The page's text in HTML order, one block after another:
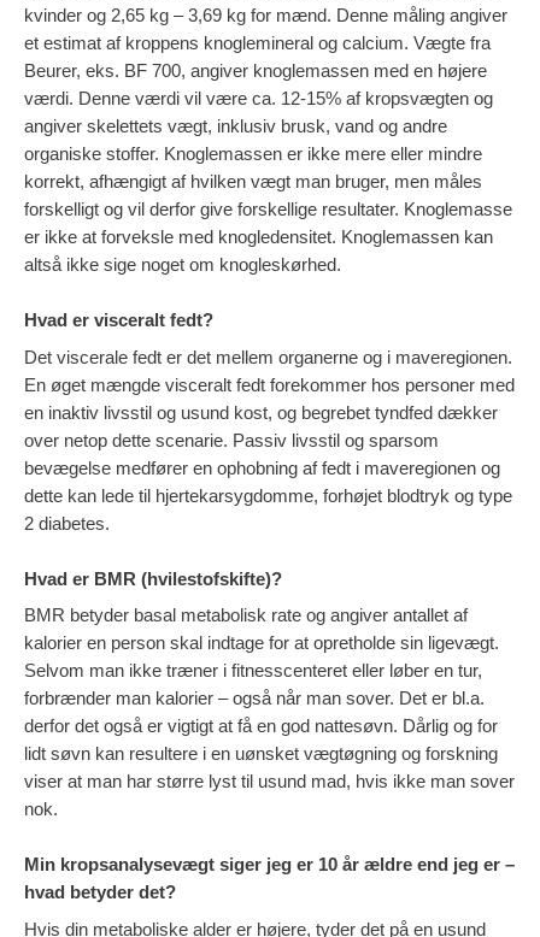
kvinder og 2,65 kg – 3,69 kg for mænd. Denne måling angiver
et estimat af kroppens knoglemineral og calcium. Vægte fra
Beurer, eks. BF 700, angiver knoglemassen med en højere
værdi. Denne værdi vil være ca. 12-15% af kropsvægten og
angiver skelettets vægt, inklusiv brusk, vand og andre
organiske stoffer. Knoglemassen er ikke mere eller mindre
korrekt, afhængigt af hvilken vægt man bruger, men måles
forskelligt og vil derfor give forskellige resultater. Knoglemasse
er ikke at forveksle med knogledensitet. Knoglemassen kan
altså ikke sige noget om knogleskørhed.
Hvad er visceralt fedt?
Det viscerale fedt er det mellem organerne og i maveregionen.
En øget mængde visceralt fedt forekommer hos personer med
en inaktiv livsstil og usund kost, og begrebet tyndfed dækker
over netop dette scenarie. Passiv livsstil og sparsom
bevægelse medfører en ophobning af fedt i maveregionen og
dette kan lede til hjertekarsygdomme, forhøjet blodtryk og type
2 diabetes.
Hvad er BMR (hvilestofskifte)?
BMR betyder basal metabolisk rate og angiver antallet af
kalorier en person skal indtage for at opretholde sin ligevægt.
Selvom man ikke træner i fitnesscenteret eller løber en tur,
forbrænder man kalorier – også når man sover. Det er bl.a.
derfor det også er vigtigt at få en god nattesøvn. Dårlig og for
lidt søvn kan resultere i en uønsket vægtøgning og forskning
viser at man har større lyst til usund mad, hvis ikke man sover
nok.
Min kropsanalysevægt siger jeg er 10 år ældre end jeg er –
hvad betyder det?
Hvis din metaboliske alder er højere, tyder det på en usund